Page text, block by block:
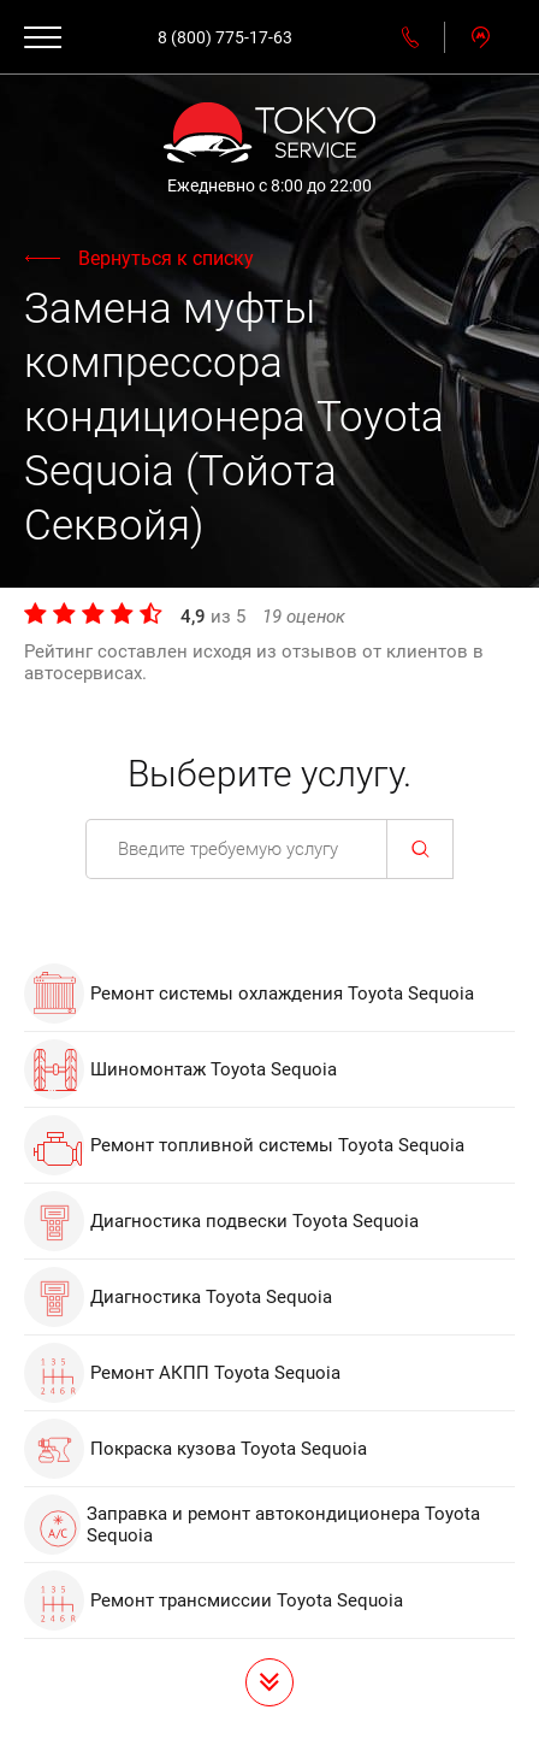
8 (800) 775-17-63
Ежедневно с 8:00 до 22:00
Вернуться к списку
Замена муфты
компрессора
кондиционера Toyota
Sequoia (Тойота
Секвойя)
4,9 из 5 19 оценок
Рейтинг составлен исходя из отзывов от клиентов в
автосервисах.
Выберите услугу.
Ремонт системы охлаждения Toyota Sequoia
Шиномонтаж Toyota Sequoia
Ремонт топливной системы Toyota Sequoia
Диагностика подвески Toyota Sequoia
Диагностика Toyota Sequoia
Ремонт АКПП Toyota Sequoia
Покраска кузова Toyota Sequoia
Заправка и ремонт автокондиционера Toyota
Sequoia
Ремонт трансмиссии Toyota Sequoia